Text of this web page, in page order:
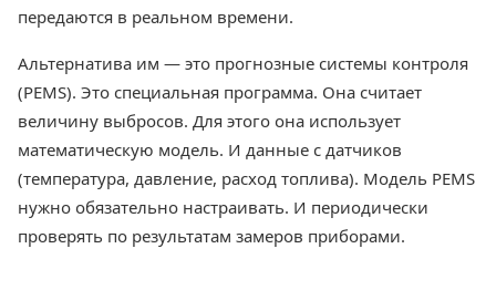
передаются в реальном времени.
Альтернатива им — это прогнозные системы контроля
(PEMS). Это специальная программа. Она считает
величину выбросов. Для этого она использует
математическую модель. И данные с датчиков
(температура, давление, расход топлива). Модель PEMS
нужно обязательно настраивать. И периодически
проверять по результатам замеров приборами.